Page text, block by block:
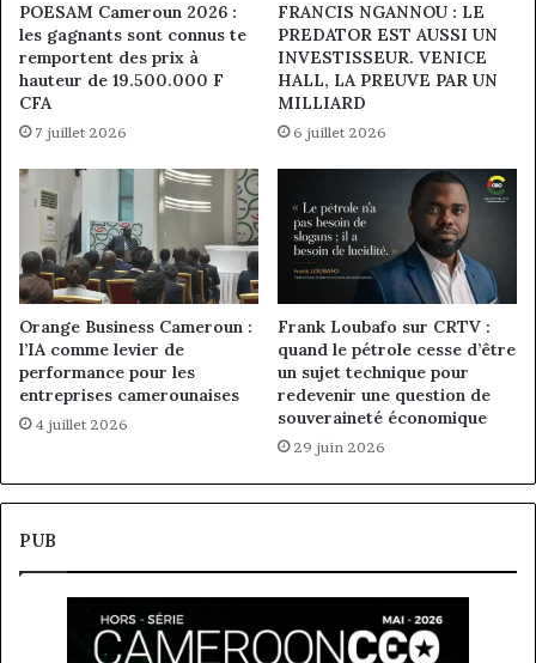
POESAM Cameroun 2026 :
les gagnants sont connus te
remportent des prix à
hauteur de 19.500.000 F
CFA
7 juillet 2026
FRANCIS NGANNOU : LE
PREDATOR EST AUSSI UN
INVESTISSEUR. VENICE
HALL, LA PREUVE PAR UN
MILLIARD
6 juillet 2026
Orange Business Cameroun :
l’IA comme levier de
performance pour les
entreprises camerounaises
4 juillet 2026
Frank Loubafo sur CRTV :
quand le pétrole cesse d’être
un sujet technique pour
redevenir une question de
souveraineté économique
29 juin 2026
PUB